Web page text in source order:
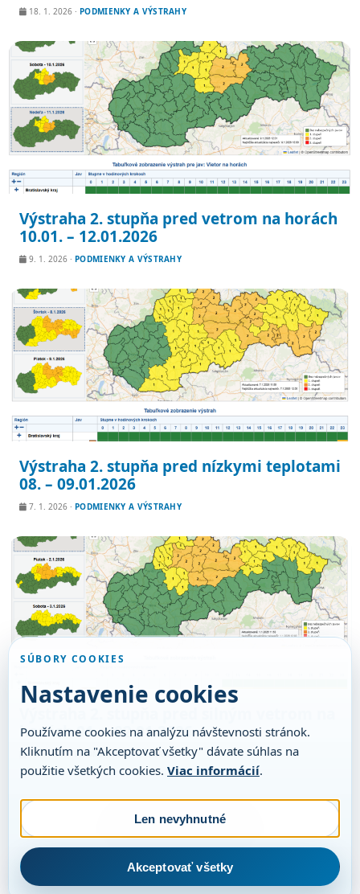
18. 1. 2026 · PODMIENKY A VÝSTRAHY
Výstraha 2. stupňa pred vetrom na horách
10.01. – 12.01.2026
9. 1. 2026 · PODMIENKY A VÝSTRAHY
Výstraha 2. stupňa pred nízkymi teplotami
08. – 09.01.2026
7. 1. 2026 · PODMIENKY A VÝSTRAHY
horách 01. – 02.01.2026
1. 1. 2026· PODMIENKY A VÝSTRAHY
Načítať viac
SÚBORY COOKIES
Nastavenie cookies
Používame cookies na analýzu návštevnosti stránok.
Kliknutím na "Akceptovať všetky" dávate súhlas na
použitie všetkých cookies. Viac informácií.
Len nevyhnutné
Akceptovať všetky